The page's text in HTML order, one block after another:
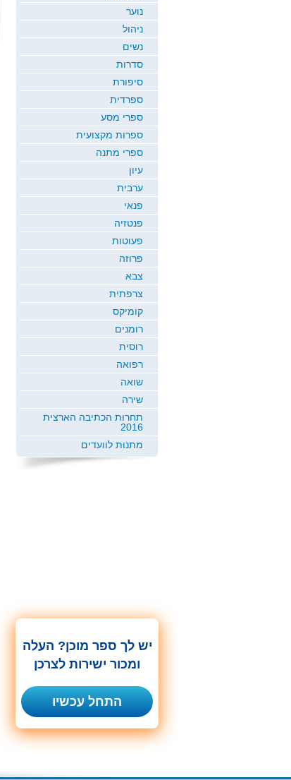
קטלני
מאה עשרים
פח...
הרצל פרנקל
נוער
ניהול
נשים
סדרות
סיפורת
ספרדית
ספרי מסע
ספרות מקצועית
ספרי מתנה
עיון
ערבית
פנאי
פנטזיה
פעוטות
פרוזה
צבא
צרפתית
קומיקס
רומנים
רוסית
רפואה
שואה
שירה
תחרות הכתיבה הארצית
2016
מתנות לוועדים
יש לך ספר מוכן? העלה
ומכור ישירות לצרכן
התחל עכשיו